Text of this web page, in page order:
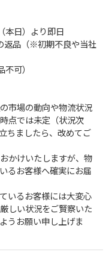
日）より即日
返品（※初期不良や当社
可）
市場の動向や物流状況
点では未定（状況次
ちましたら、改めてご
かけいたしますが、物
るお客様へ確実にお届
いるお客様には大変心
しい状況をご賢察いた
うお願い申し上げま